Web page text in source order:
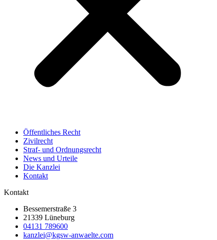
Öffentliches Recht
Zivilrecht
Straf- und Ordnungsrecht
News und Urteile
Die Kanzlei
Kontakt
Kontakt
Bessemerstraße 3
21339 Lüneburg
04131 789600
kanzlei@kgsw-anwaelte.com